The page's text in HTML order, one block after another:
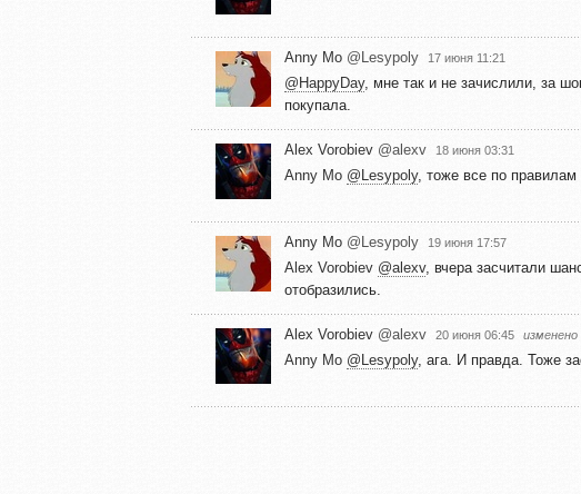
Anny Mo @Lesypoly 17 июня 11:21
@HappyDay, мне так и не зачислили, за
покупала.
Alex Vorobiev @alexv 18 июня 03:31
Anny Mo @Lesypoly, тоже все по правилам
Anny Mo @Lesypoly 19 июня 17:57
Alex Vorobiev @alexv, вчера засчитали
отобразились.
Alex Vorobiev @alexv 20 июня 06:45 изменено
Anny Mo @Lesypoly, ага. И правда. Тоже